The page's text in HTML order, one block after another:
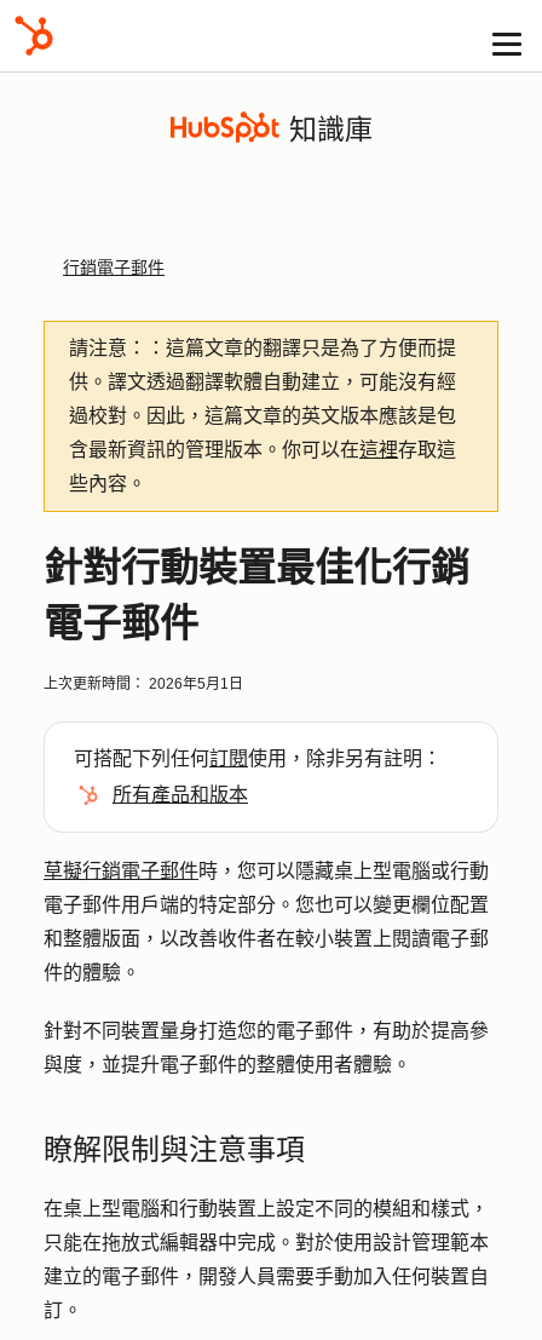
知識庫
行銷電子郵件
請注意：
：這篇文章的翻譯只是為了方便而提
供。譯文透過翻譯軟體自動建立，可能沒有經
過校對。因此，這篇文章的英文版本應該是包
含最新資訊的管理版本。你可以在這裡存取這
些內容。
針對行動裝置最佳化行銷
電子郵件
上次更新時間： 2026年5月1日
可搭配下列任何訂閱使用，除非另有註明：
所有產品和版本
草擬行銷電子郵件時，您可以隱藏桌上型電腦或行動
電子郵件用戶端的特定部分。您也可以變更欄位配置
和整體版面，以改善收件者在較小裝置上閱讀電子郵
件的體驗。
針對不同裝置量身打造您的電子郵件，有助於提高參
與度，並提升電子郵件的整體使用者體驗。
瞭解限制與注意事項
在桌上型電腦和行動裝置上設定不同的模組和樣式，
只能在拖放式編輯器中完成。對於使用設計管理範本
建立的電子郵件，開發人員需要手動加入任何裝置自
訂。